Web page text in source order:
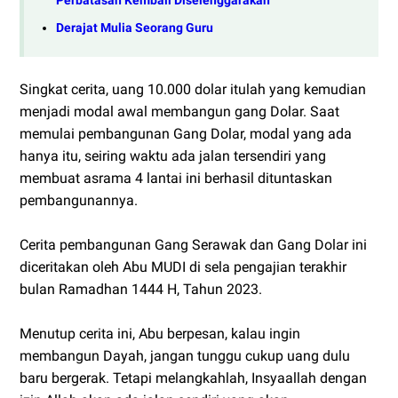
Derajat Mulia Seorang Guru
Singkat cerita, uang 10.000 dolar itulah yang kemudian
menjadi modal awal membangun gang Dolar. Saat
memulai pembangunan Gang Dolar, modal yang ada
hanya itu, seiring waktu ada jalan tersendiri yang
membuat asrama 4 lantai ini berhasil dituntaskan
pembangunannya.
Cerita pembangunan Gang Serawak dan Gang Dolar ini
diceritakan oleh Abu MUDI di sela pengajian terakhir
bulan Ramadhan 1444 H, Tahun 2023.
Menutup cerita ini, Abu berpesan, kalau ingin
membangun Dayah, jangan tunggu cukup uang dulu
baru bergerak. Tetapi melangkahlah, Insyaallah dengan